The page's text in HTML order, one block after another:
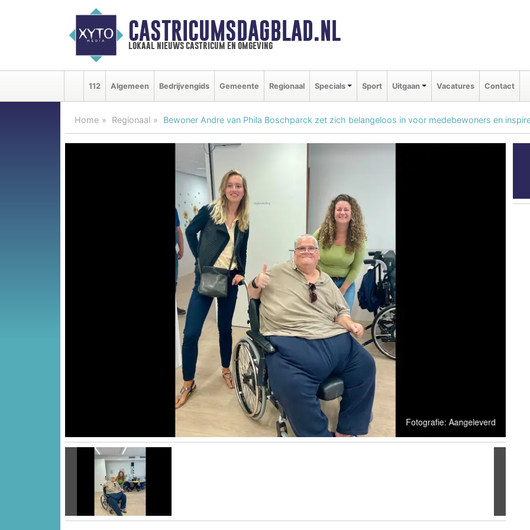
CASTRICUMSDAGBLAD.NL
lokaal nieuws castricum en omgeving
112 Algemeen Bedrijvengids Gemeente Regionaal Specials Sport Uitgaan Vacatures Contact
Home Regionaal Bewoner Andre van Phila Boschparck zet zich belangeloos in voor medebewoners en